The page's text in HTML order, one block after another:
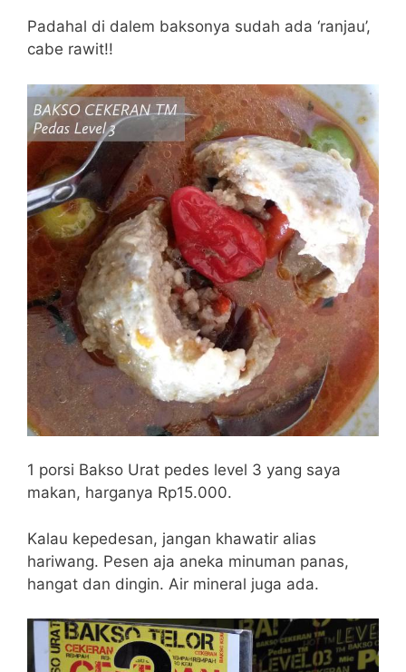
Padahal di dalem baksonya sudah ada ‘ranjau’,
cabe rawit!!
1 porsi Bakso Urat pedes level 3 yang saya
makan, harganya Rp15.000.
Kalau kepedesan, jangan khawatir alias
hariwang. Pesen aja aneka minuman panas,
hangat dan dingin. Air mineral juga ada.